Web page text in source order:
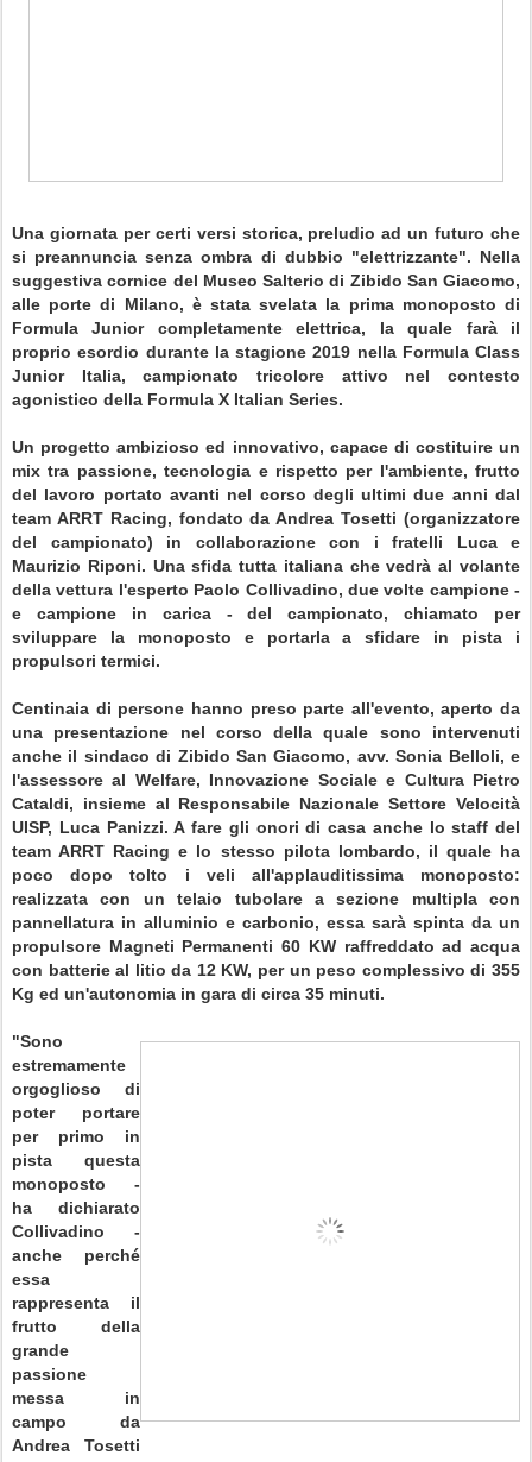
Una giornata per certi versi storica, preludio ad un futuro che
si preannuncia senza ombra di dubbio "elettrizzante". Nella
suggestiva cornice del Museo Salterio di Zibido San Giacomo,
alle porte di Milano, è stata svelata la prima monoposto di
Formula Junior completamente elettrica, la quale farà il
proprio esordio durante la stagione 2019 nella Formula Class
Junior Italia, campionato tricolore attivo nel contesto
agonistico della Formula X Italian Series.
Un progetto ambizioso ed innovativo, capace di costituire un
mix tra passione, tecnologia e rispetto per l'ambiente, frutto
del lavoro portato avanti nel corso degli ultimi due anni dal
team ARRT Racing, fondato da Andrea Tosetti (organizzatore
del campionato) in collaborazione con i fratelli Luca e
Maurizio Riponi. Una sfida tutta italiana che vedrà al volante
della vettura l'esperto Paolo Collivadino, due volte campione -
e campione in carica - del campionato, chiamato per
sviluppare la monoposto e portarla a sfidare in pista i
propulsori termici.
Centinaia di persone hanno preso parte all'evento, aperto da
una presentazione nel corso della quale sono intervenuti
anche il sindaco di Zibido San Giacomo, avv. Sonia Belloli, e
l'assessore al Welfare, Innovazione Sociale e Cultura Pietro
Cataldi, insieme al Responsabile Nazionale Settore Velocità
UISP, Luca Panizzi. A fare gli onori di casa anche lo staff del
team ARRT Racing e lo stesso pilota lombardo, il quale ha
poco dopo tolto i veli all'applauditissima monoposto:
realizzata con un telaio tubolare a sezione multipla con
pannellatura in alluminio e carbonio, essa sarà spinta da un
propulsore Magneti Permanenti 60 KW raffreddato ad acqua
con batterie al litio da 12 KW, per un peso complessivo di 355
Kg ed un'autonomia in gara di circa 35 minuti.
"Sono
estremamente
orgoglioso di
poter portare
per primo in
pista questa
monoposto -
ha dichiarato
Collivadino -
anche perché
essa
rappresenta il
frutto della
grande
passione
messa in
campo da
Andrea Tosetti